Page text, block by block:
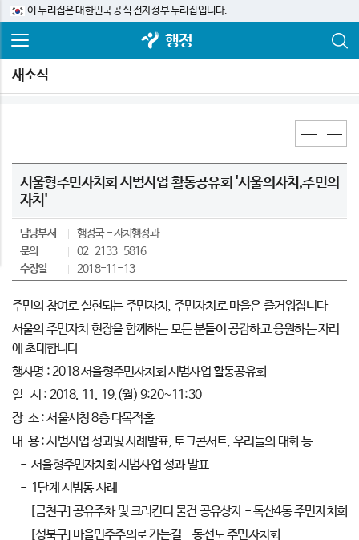
이 누리집은 대한민국 공식 전자정부 누리집입니다.
행정
새소식
서울형주민자치회 시범사업 활동공유회 '서울의자치,주민의
자치'
담당부서 행정국
자치행정과
문의
02-2133-5816
수정일
2018-11-13
주민의 참여로 실현되는 주민자치, 주민자치로 마을은 즐거워집니다
서울의 주민자치 현장을 함께하는 모든 분들이 공감하고 응원하는 자리
에 초대합니다
행사명 : 2018 서울형주민자치회 시범사업 활동공유회
일 시 : 2018. 11. 19.(월) 9:20~11:30
장 소 : 서울시청 8층 다목적홀
내 용 : 시범사업 성과및 사례발표, 토크콘서트, 우리들의 대화 등
- 서울형주민자치회 시범사업 성과 발표
- 1단계 시범동 사례
[금천구] 공유주차 및 크리킨디 물건 공유상자 - 독산4동 주민자치회
[성북구] 마을민주주의로 가는길 - 동선도 주민자치회